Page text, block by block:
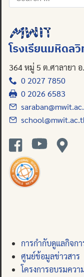
for:
โรงเรียนมหิดล
364 หมู่ 5 ต.ศาลายา
0 2027 7850
0 2026 6583
การกำกับดูแลกิจก
ศูนย์ข้อมูลข่าวสาร
โครงการอบรมควา